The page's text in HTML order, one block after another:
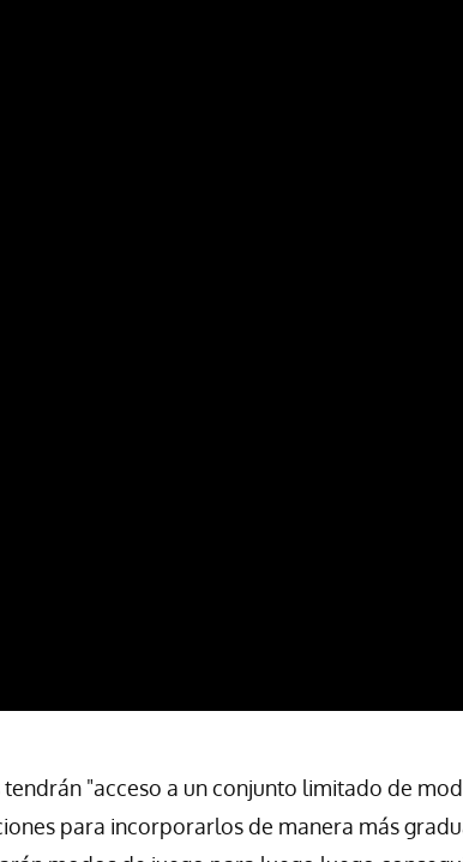
tendrán "acceso a un conjunto limitado de
para incorporarlos de manera más